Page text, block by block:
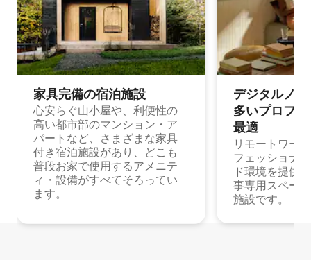
家具完備の宿⁠泊⁠施⁠設
心安らぐ山小屋や、利便性の
高い都市部のマンション・ア
パートなど、さまざまな家具
付き宿泊施設があり、どこも
普段お家で使用するアメニテ
ィ・設備がすべてそろってい
ます。
デジタルノ
多⁠いプ⁠ロ⁠フ⁠
最⁠適
リモートワー
フェッショナ
ド環境を提供
事専用スペー
施設です。